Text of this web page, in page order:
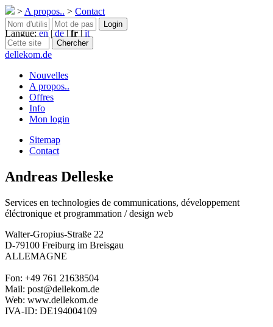
> A propos.. > Contact
Langue:en|de|fr|it
dellekom.de
Nouvelles
A propos..
Offres
Info
Mon login
Sitemap
Contact
Andreas Delleske
Services en technologies de communications, développement
éléctronique et programmation / design web
Walter-Gropius-Straße 22
D-79100 Freiburg im Breisgau
ALLEMAGNE
Fon: +49 761 21638504
Mail: post@dellekom.de
Web: www.dellekom.de
IVA-ID: DE194004109